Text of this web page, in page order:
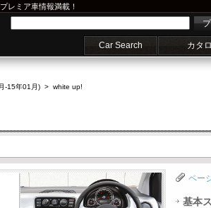
レミア車情報満載！
Car Search カタ
-15年01月) > white up!
ペー
基本